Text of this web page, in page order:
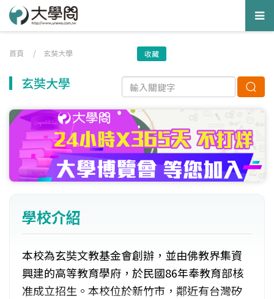
首頁 / 玄奘大學 收藏
玄奘大學
學校介紹
本校為玄奘文教基金會創辦，並由佛教界集資
興建的高等教育學府，於民國86年奉教育部核
准成立招生。本校位於新竹市，鄰近有台灣矽